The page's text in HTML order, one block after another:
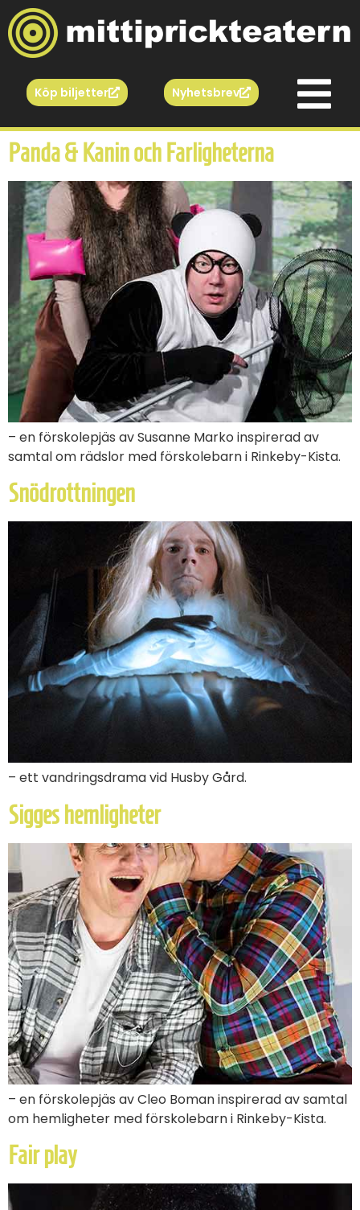
Köp biljetter Nyhetsbrev
Panda & Kanin och Farligheterna
– en förskolepjäs av Susanne Marko inspirerad av
samtal om rädslor med förskolebarn i Rinkeby-Kista.
Snödrottningen
– ett vandringsdrama vid Husby Gård.
Sigges hemligheter
– en förskolepjäs av Cleo Boman inspirerad av samtal
om hemligheter med förskolebarn i Rinkeby-Kista.
Fair play